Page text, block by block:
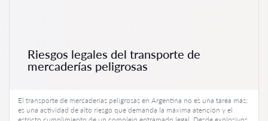
Riesgos legales del transporte de
mercaderías peligrosas
El transporte de mercaderías peligrosas en Argentina no es una tarea más;
es una actividad de alto riesgo que demanda la máxima atención y el